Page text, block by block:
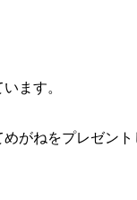
ます。
がねをプレゼント